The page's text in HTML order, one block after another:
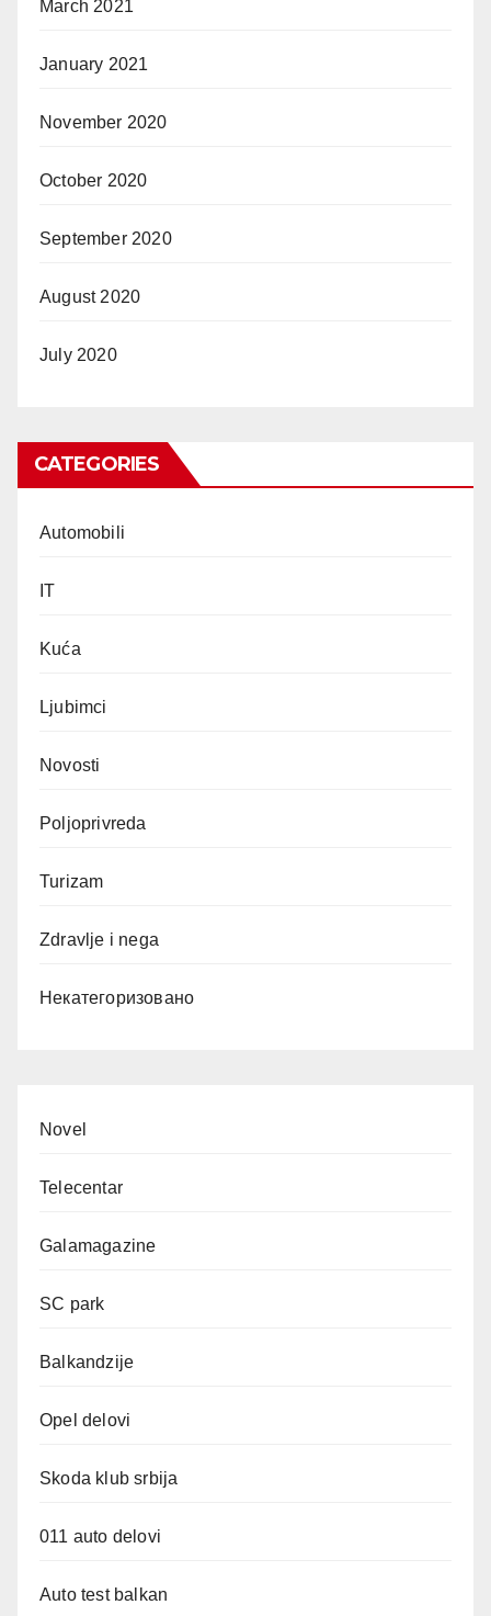
March 2021
January 2021
November 2020
October 2020
September 2020
August 2020
July 2020
CATEGORIES
Automobili
IT
Kuća
Ljubimci
Novosti
Poljoprivreda
Turizam
Zdravlje i nega
Некатегоризовано
Novel
Telecentar
Galamagazine
SC park
Balkandzije
Opel delovi
Skoda klub srbija
011 auto delovi
Auto test balkan